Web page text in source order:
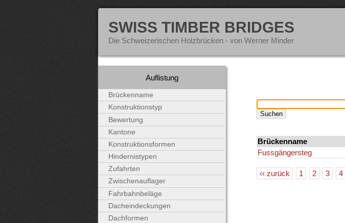
SWISS TIMBER BRIDGES
Die Schweizerischen Holzbrücken - von Werner Minder
Brückenname
Fussgängersteg
‹‹ zurück 1 2 3 4
Auflistung
Brückenname
Konstruktionstyp
Bewertung
Kantone
Konstruktionsformen
Hindernistypen
Zufahrten
Zwischenauflager
Fahrbahnbeläge
Dacheindeckungen
Dachformen